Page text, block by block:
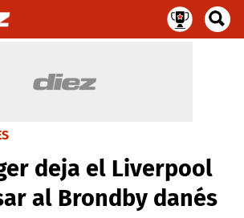
deja el Liverpool
al Brondby danés